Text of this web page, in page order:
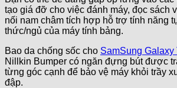
tạo giá đỡ cho việc đánh máy, đọc sách
nối nam châm tích hợp hỗ trợ tính năng
thức/ngủ của máy tính bảng.
Bao da chống sốc cho SamSung Galaxy
Nillkin Bumper có ngăn đựng bút được
từng góc cạnh để bảo vệ máy khỏi trầy
đập.